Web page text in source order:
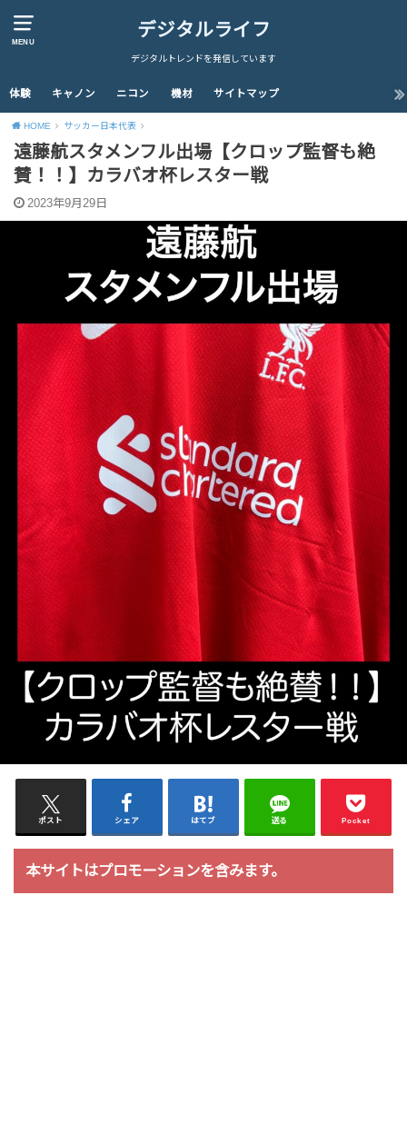
MENU
デジタルライフ
デジタルトレンドを発信しています
体験 キャノン ニコン 機材 サイトマップ
HOME サッカー日本代表
遠藤航スタメンフル出場【クロップ監督も絶
賛！！】カラバオ杯レスター戦
2023年9月29日
ポスト シェア はてブ 送る Pocket
本サイトはプロモーションを含みます。